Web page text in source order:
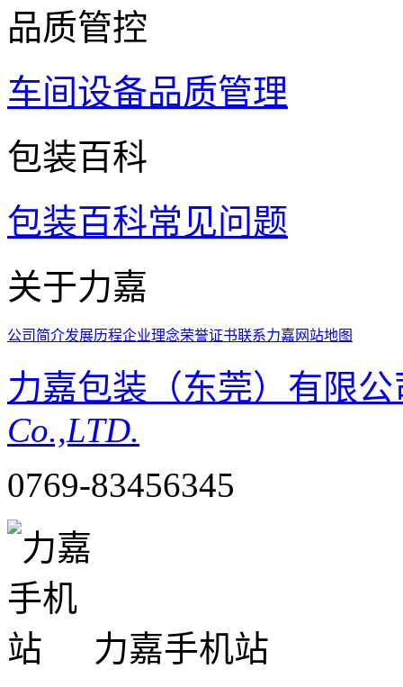
品质管控
车间设备品质管理
包装百科
包装百科常见问题
关于力嘉
公司简介发展历程企业理念荣誉证书联系力嘉 网站地图
力嘉包装（东莞）有限
Co.,LTD.
0769-83456345
力嘉手机站